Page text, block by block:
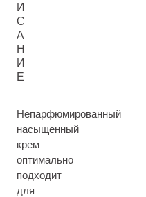
И
С
А
Н
И
Е
Непарфюмированный
насыщенный
крем
оптимально
подходит
для